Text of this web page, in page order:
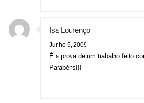
Isa Lourenço
Junho 5, 2009
É a prova de um trabalho feito
Parabéns!!!